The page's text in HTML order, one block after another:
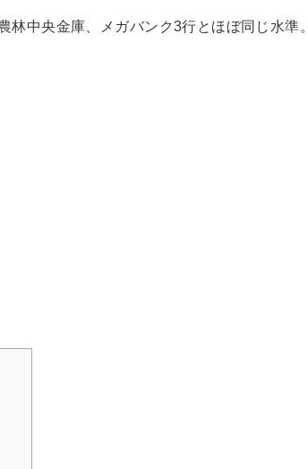
中央金庫、メガバンク3行とほぼ同じ水準。